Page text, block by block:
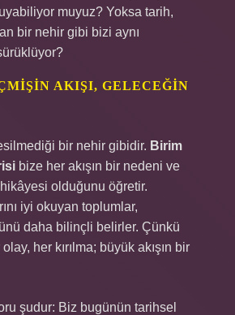
muyuz? Yoksa tarih,
bir nehir gibi bizi aynı
AKIŞI, GELECEĞIN
bir nehir gibidir. Birim
bize her akışın bir nedeni ve
olduğunu öğretir.
iyi okuyan toplumlar,
daha bilinçli belirler. Çünkü
her kırılma; büyük akışın bir
şudur: Biz bugünün tarihsel